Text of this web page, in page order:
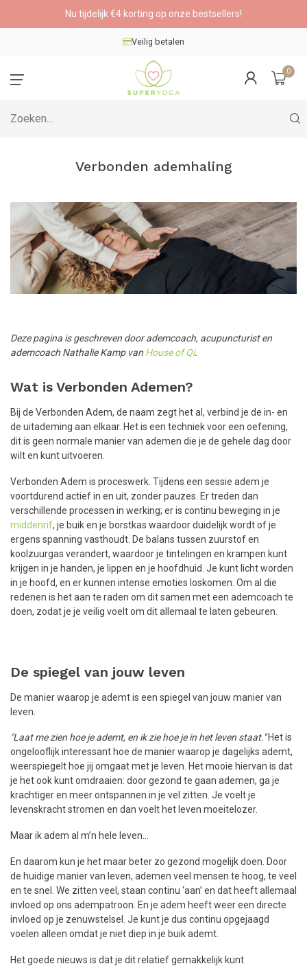
Nu tijdelijk €4 korting op onze bestsellers!
Veilig betalen
0
Verbonden ademhaling
Deze pagina is geschreven door ademcoach, acupuncturist en
ademcoach Nathalie Kamp van House of Qi.
Wat is Verbonden Ademen?
Bij de Verbonden Adem, de naam zegt het al, verbind je de in- en
de uitademing aan elkaar. Het is een techniek voor een oefening,
dit is geen normale manier van ademen die je de gehele dag door
wilt en kunt uitvoeren.
Verbonden Adem is proceswerk. Tijdens een sessie adem je
voortdurend actief in en uit, zonder pauzes. Er treden dan
verschillende processen in werking; er is continu beweging in je
middenrif, je buik en je borstkas waardoor duidelijk wordt of je
ergens spanning vasthoudt. De balans tussen zuurstof en
koolzuurgas verandert, waardoor je tintelingen en krampen kunt
krijgen in je handen, je lippen en je hoofdhuid. Je kunt licht worden
in je hoofd, en er kunnen intense emoties loskomen. Om al die
redenen is het aan te raden om dit samen met een ademcoach te
doen, zodat je je veilig voelt om dit allemaal te laten gebeuren.
De spiegel van jouw leven
De manier waarop je ademt is een spiegel van jouw manier van
leven.
"Laat me zien hoe je ademt, en ik zie hoe je in het leven staat."Het is
ongelooflijk interessant hoe de manier waarop je dagelijks ademt,
weerspiegelt hoe jij omgaat met je leven. Het mooie hiervan is dat
je het ook kunt omdraaien: door gezond te gaan ademen, ga je
krachtiger en meer ontspannen in je vel zitten. Je voelt je
levenskracht stromen en dan voelt het leven moeitelozer.
Maar ik adem al m’n hele leven…
En daarom kun je het maar beter zo gezond mogelijk doen. Door
de huidige manier van leven, ademen veel mensen te hoog, te veel
en te snel. We zitten veel, staan continu ‘aan’ en dat heeft allemaal
invloed op ons adempatroon. En je adem heeft weer een directe
invloed op je zenuwstelsel. Je kunt je dus continu opgejaagd
voelen alleen omdat je niet diep in je buik ademt.
Het goede nieuws is dat je dit relatief gemakkelijk kunt